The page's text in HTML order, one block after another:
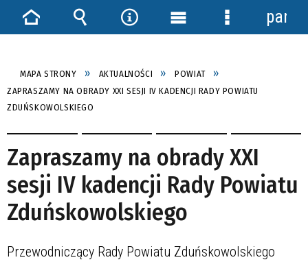
MAPA STRONY AKTUALNOŚCI
POWIAT
ZAPRASZAMY NA OBRADY XXI SESJI IV KADENCJI RADY POWIATU
ZDUŃSKOWOLSKIEGO
Zapraszamy na obrady XXI
sesji IV kadencji Rady Powiatu
Zduńskowolskiego
Przewodniczący Rady Powiatu Zduńskowolskiego
StronaWyszukiwarka
Narzędzia
Menu Menu
panel